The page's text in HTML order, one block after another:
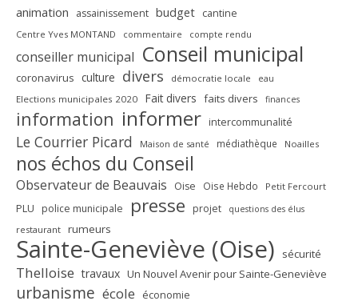
animation assainissement budget cantine
Centre Yves MONTAND commentaire compte rendu
conseiller municipal Conseil municipal
coronavirus culture divers démocratie locale eau
Elections municipales 2020 Fait divers faits divers finances
information informer intercommunalité
Le Courrier Picard Maison de santé médiathèque Noailles
nos échos du Conseil
Observateur de Beauvais Oise Oise Hebdo Petit Fercourt
PLU police municipale presse projet questions des élus
restaurant rumeurs
Sainte-Geneviève (Oise) sécurité
Thelloise travaux Un Nouvel Avenir pour Sainte-Geneviève
urbanisme école économie